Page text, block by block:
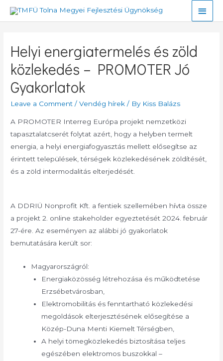
Skip
Main
Helyi energiatermelés és zöld
közlekedés – PROMOTER Jó
Gyakorlatok
Leave a Comment /Vendég hírek / By Kiss Balázs
A PROMOTER Interreg Európa projekt nemzetközi
tapasztalatcserét folytat azért, hogy a helyben termelt
energia, a helyi energiafogyasztás mellett elősegítse az
érintett települések, térségek közlekedésének zöldítését,
és a zöld intermodalitás elterjedését.
A DDRIÜ Nonprofit Kft. a fentiek szellemében hívta össze
a projekt 2. online stakeholder egyeztetését 2024. február
27-ére. Az eseményen az alábbi jó gyakorlatok
bemutatására került sor:
Magyarországról:
Energiaközösség létrehozása és működtetése
Erzsébetvárosban,
Elektromobilitás és fenntartható közlekedési
megoldások elterjesztésének elősegítése a
Közép-Duna Menti Kiemelt Térségben,
A helyi tömegközlekedés biztosítása teljes
egészében elektromos buszokkal –